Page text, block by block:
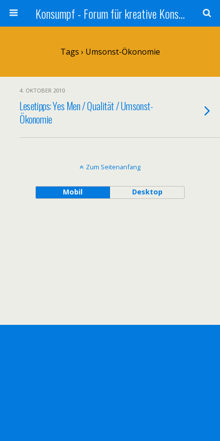
Konsumpf - Forum für kreative Konsumkritik - Culture Jamming, Nachhaltigkeit, Konzernkritik, Adbusting
Tags › Umsonst-Ökonomie
4. OKTOBER 2010
Lesetipps: Yes Men / Qualität / Umsonst-
Ökonomie
Zum Seitenanfang
Mobil Desktop